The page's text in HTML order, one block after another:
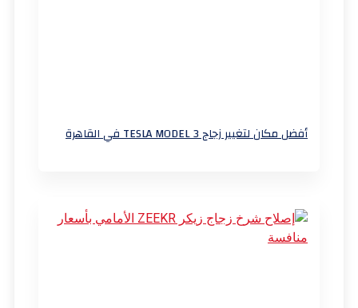
أفضل مكان لتغيير زجاج TESLA MODEL 3 في القاهرة